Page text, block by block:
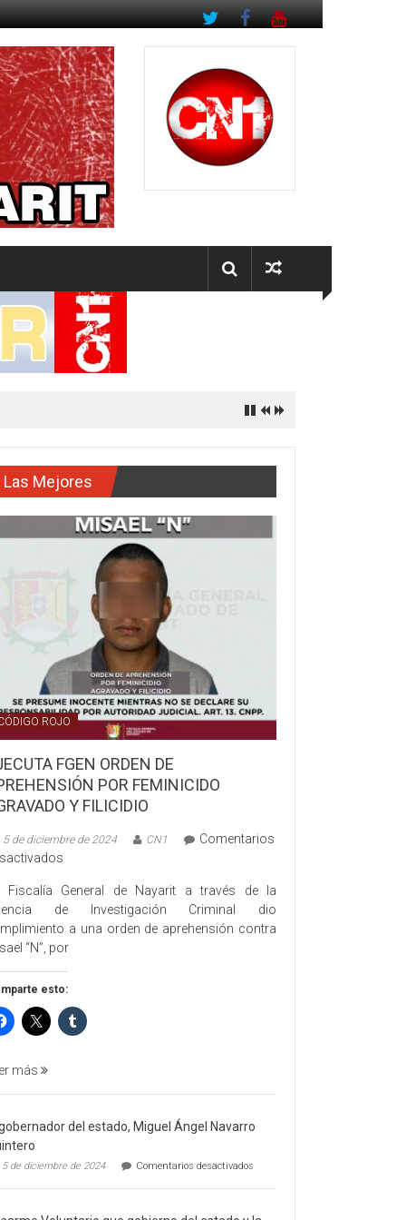
Las Mejores
ROJO
FGEN ORDEN DE
POR FEMINICIDO
Y FILICIDIO
5 de diciembre de 2024 CN1
Comentarios
FGEN
ORDEN
DE
APREHENSIÓN
POR
FEMINICIDO
AGRAVADO
Y
Fiscalía General de Nayarit a través de la
de Investigación Criminal dio
a una orden de aprehensión contra
“N”, por
esto:
más
del estado, Miguel Ángel Navarro
5 de diciembre de 2024 Comentarios desactivados
gobernador